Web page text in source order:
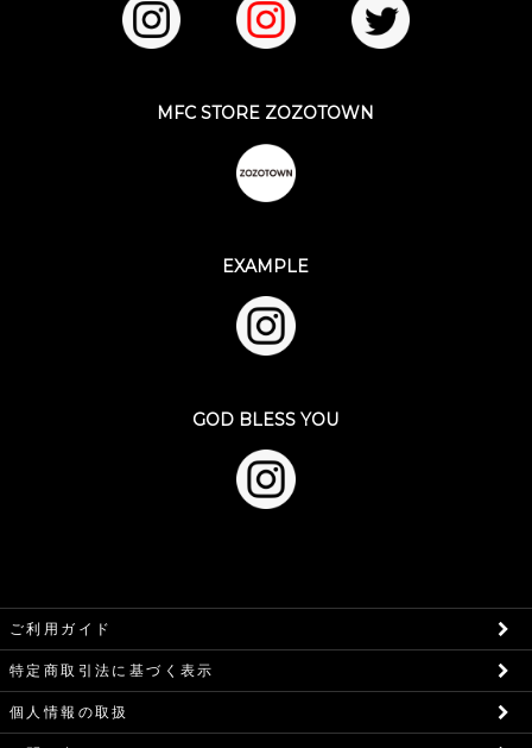
MFC STORE ZOZOTOWN
EXAMPLE
GOD BLESS YOU
ご利用ガイド
特定商取引法に基づく表示
個人情報の取扱